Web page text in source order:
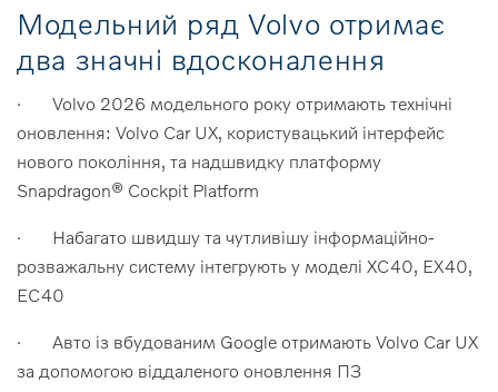
Модельний ряд Volvo отримає
два значні вдосконалення
· Volvo 2026 модельного року отримають технічні
оновлення: Volvo Car UX, користувацький інтерфейс
нового покоління, та надшвидку платформу
Snapdragon® Cockpit Platform
· Набагато швидшу та чутливішу інформаційно-
розважальну систему інтегрують у моделі XC40, EX40,
EC40
· Авто із вбудованим Google отримають Volvo Car UX
за допомогою віддаленого оновлення ПЗ